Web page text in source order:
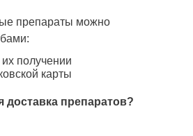
препараты можно
получении
карты
доставка препаратов?